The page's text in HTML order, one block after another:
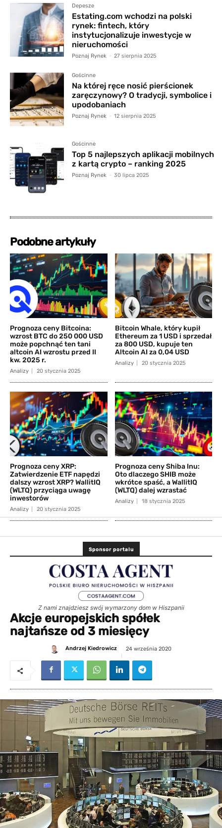
Depesze
Estating.com wchodzi na polski
rynek: fintech, który
instytucjonalizuje inwestycje w
nieruchomości
Poznaj Rynek - 27 sierpnia 2025
Gościnne
Na której ręce nosić pierścionek
zaręczynowy? O tradycji, symbolice i
upodobaniach
Poznaj Rynek - 12 sierpnia 2025
Gościnne
Top 5 najlepszych aplikacji mobilnych
z kartą crypto – ranking 2025
Poznaj Rynek - 30 lipca 2025
Podobne artykuły
Prognoza ceny Bitcoina:
wzrost BTC do 250 000 USD
może popchnąć ten tani
altcoin AI wzrostu przed II
kw. 2025 r.
Analizy 20 stycznia 2025
Bitcoin Whale, który kupił
Ethereum za 1 USD i sprzedał
za 800 USD, kupuje ten
Altcoin AI za 0,04 USD
Analizy 20 stycznia 2025
Prognoza ceny XRP:
Zatwierdzenie ETF napędzi
dalszy wzrost XRP? WallitIQ
(WLTQ) przyciąga uwagę
inwestorów
Analizy 20 stycznia 2025
Prognoza ceny Shiba Inu:
Oto dlaczego SHIB może
wkrótce spaść, a WallitIQ
(WLTQ) dalej wzrastać
Analizy 18 stycznia 2025